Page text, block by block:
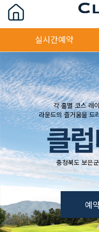
실시간예약
각 홀별 코스 레
라운드의 즐거움을 드
클
충청북도 보은
예